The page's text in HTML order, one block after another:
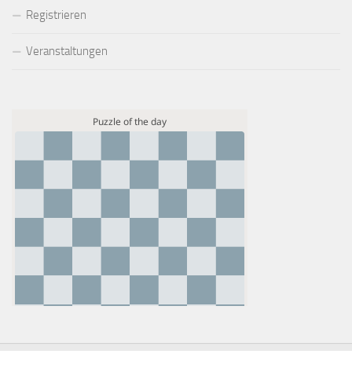
Registrieren
Veranstaltungen